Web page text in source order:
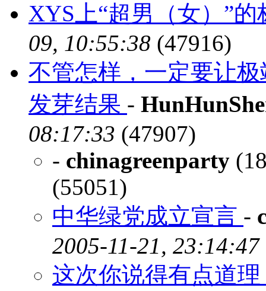
XYS上“超男（女）”
09, 10:55:38 (47916)
不管怎样，一定要让
发芽结果 -
08:17:33 (47907)
- chinagreenparty
(55051)
中华绿党成立宣言 -
2005-11-21, 23:14:47
这次你说得有点道理